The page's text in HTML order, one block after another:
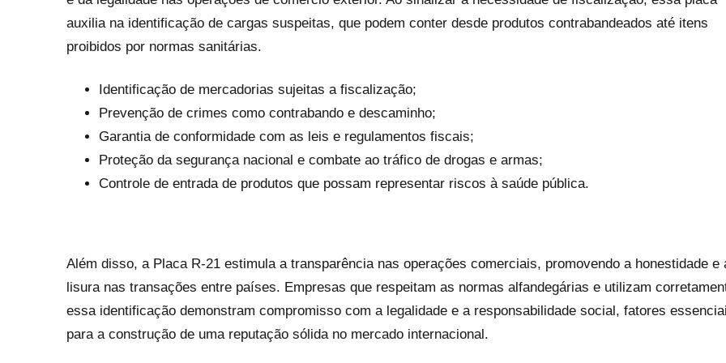
auxilia na identificação de cargas suspeitas, que podem conter desde produtos contrabandeados até itens
proibidos por normas sanitárias.
Identificação de mercadorias sujeitas a fiscalização;
Prevenção de crimes como contrabando e descaminho;
Garantia de conformidade com as leis e regulamentos fiscais;
Proteção da segurança nacional e combate ao tráfico de drogas e armas;
Controle de entrada de produtos que possam representar riscos à saúde pública.
Além disso, a Placa R-21 estimula a transparência nas operações comerciais, promovendo a honestidade e
lisura nas transações entre países. Empresas que respeitam as normas alfandegárias e utilizam
essa identificação demonstram compromisso com a legalidade e a responsabilidade social, fatores
para a construção de uma reputação sólida no mercado internacional.